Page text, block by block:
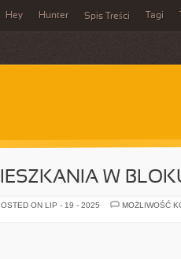
Hey Hunter Spis Treści Tagi
W
ON LIP - 19 - 2025
MOŻLIWOŚĆ